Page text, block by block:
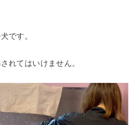
です。
れてはいけません。